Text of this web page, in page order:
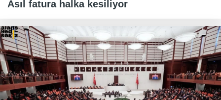
Asıl fatura halka kesiliyor